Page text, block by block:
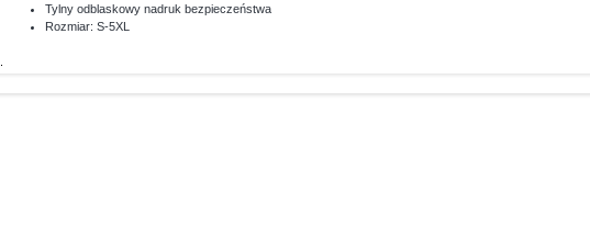
Tylny odblaskowy nadruk bezpieczeństwa
Rozmiar: S-5XL